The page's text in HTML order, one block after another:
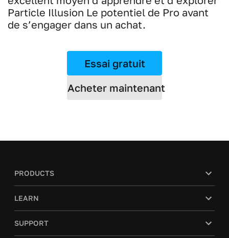
Particle Illusion Le potentiel de Pro avant
de s’engager dans un achat.
Essai gratuit
Acheter maintenant
PRODUCTS
LEARN
SUPPORT